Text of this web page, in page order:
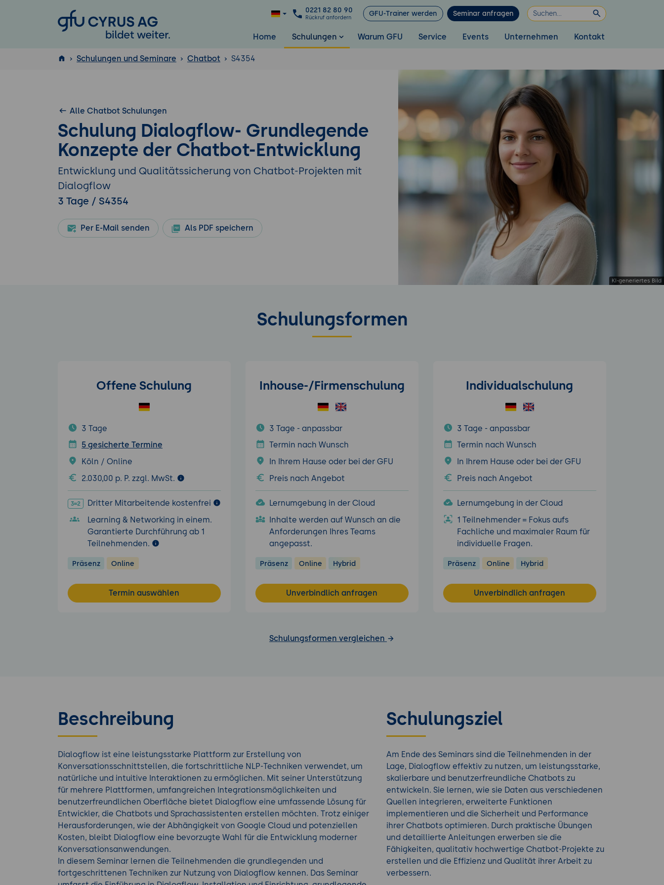
GFU Cyrus AG
0221 82 80 90
Rückruf anfordern GFU-Trainer werden Seminar anfragen
Home Schulungen Warum GFU Service Events Unternehmen Kontakt
ISTQB
Schulungen und Seminare Chatbot S4354
Alle Chatbot Schulungen
Schulung Dialogflow- Grundlegende
Konzepte der Chatbot-Entwicklung
Entwicklung und Qualitätssicherung von Chatbot-Projekten mit
Dialogflow
3 Tage / S4354
Per E-Mail senden Als PDF speichern
Schulungsformen
Offene Schulung
3 Tage
5 gesicherte Termine
Köln / Online
2.030,00 p. P. zzgl. MwSt.
Dritter Mitarbeitende kostenfrei
Learning & Networking in einem.
Garantierte Durchführung ab 1
Teilnehmenden.
Präsenz Online
Termin auswählen
Inhouse-/Firmenschulung
3 Tage - anpassbar
Termin nach Wunsch
In Ihrem Hause oder bei der GFU
Preis nach Angebot
Lernumgebung in der Cloud
Inhalte werden auf Wunsch an die
Anforderungen Ihres Teams
angepasst.
Präsenz Online Hybrid
Unverbindlich anfragen
Individualschulung
3 Tage - anpassbar
Termin nach Wunsch
In Ihrem Hause oder bei der GFU
Preis nach Angebot
Lernumgebung in der Cloud
1 Teilnehmender = Fokus aufs
Fachliche und maximaler Raum für
individuelle Fragen.
Präsenz Online Hybrid
Unverbindlich anfragen
Schulungsformen vergleichen
Beschreibung
Dialogflow ist eine leistungsstarke Plattform zur Erstellung von
Konversationsschnittstellen, die fortschrittliche NLP-Techniken verwendet, um
natürliche und intuitive Interaktionen zu ermöglichen. Mit seiner Unterstützung
für mehrere Plattformen, umfangreichen Integrationsmöglichkeiten und
benutzerfreundlichen Oberfläche bietet Dialogflow eine umfassende Lösung für
Entwickler, die Chatbots und Sprachassistenten erstellen möchten. Trotz einiger
Herausforderungen, wie der Abhängigkeit von Google Cloud und potenziellen
Kosten, bleibt Dialogflow eine bevorzugte Wahl für die Entwicklung moderner
Konversationsanwendungen.
In diesem Seminar lernen die Teilnehmenden die grundlegenden und
fortgeschrittenen Techniken zur Nutzung von Dialogflow kennen. Das Seminar
Schulungsziel
Am Ende des Seminars sind die Teilnehmenden in der
Lage, Dialogflow effektiv zu nutzen, um leistungsstarke,
skalierbare und benutzerfreundliche Chatbots zu
entwickeln. Sie lernen, wie sie Daten aus verschiedenen
Quellen integrieren, erweiterte Funktionen
implementieren und die Sicherheit und Performance
ihrer Chatbots optimieren. Durch praktische Übungen
und detaillierte Anleitungen erwerben sie die
Fähigkeiten, qualitativ hochwertige Chatbot-Projekte zu
erstellen und die Effizienz und Qualität ihrer Arbeit zu
verbessern.